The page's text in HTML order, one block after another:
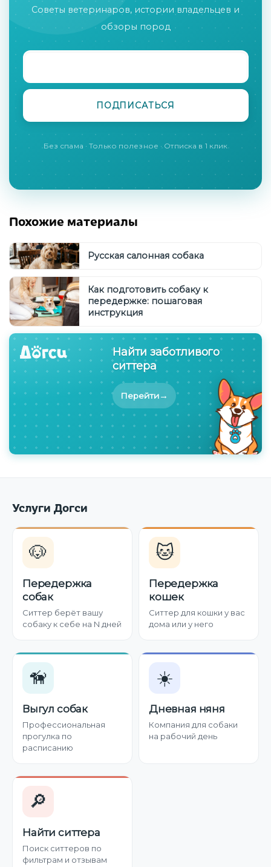
Советы ветеринаров, истории владельцев и
обзоры пород
Без спама · Только полезное · Отписка в 1 клик
Похожие материалы
Русская салонная собака
Как подготовить собаку к
передержке: пошаговая
инструкция
Найти заботливого
ситтера
Перейти→
Услуги Догси
🐶
Передержка
собак
Ситтер берёт вашу
собаку к себе на N дней
🐱
Передержка
кошек
Ситтер для кошки у вас
дома или у него
🦮
Выгул собак
Профессиональная
прогулка по
расписанию
☀️
Дневная няня
Компания для собаки
на рабочий день
🔎
Найти ситтера
Поиск ситтеров по
фильтрам и отзывам